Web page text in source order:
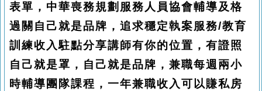
表單，中華喪務規劃服務人員協會輔導及格
過關自己就是品牌，追求穩定執案服務/教育
訓練收入駐點分享講師有你的位置，有證照
自己就是罩，自己就是品牌，兼職每週兩小
時輔導團隊課程，一年兼職收入可以賺私房